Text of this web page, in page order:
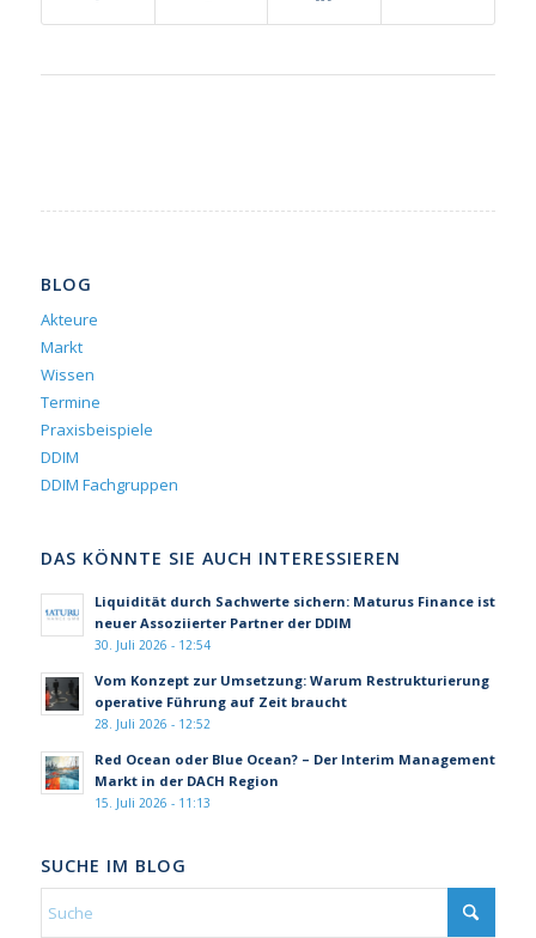
BLOG
Akteure
Markt
Wissen
Termine
Praxisbeispiele
DDIM
DDIM Fachgruppen
DAS KÖNNTE SIE AUCH INTERESSIEREN
Liquidität durch Sachwerte sichern: Maturus Finance ist
neuer Assoziierter Partner der DDIM
30. Juli 2026 - 12:54
Vom Konzept zur Umsetzung: Warum Restrukturierung
operative Führung auf Zeit braucht
28. Juli 2026 - 12:52
Red Ocean oder Blue Ocean? – Der Interim Management
Markt in der DACH Region
15. Juli 2026 - 11:13
SUCHE IM BLOG